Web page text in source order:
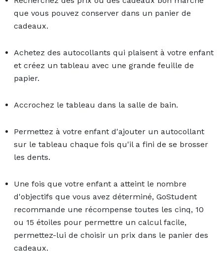
que vous pouvez conserver dans un panier de
cadeaux.
Achetez des autocollants qui plaisent à votre enfant
et créez un tableau avec une grande feuille de
papier.
Accrochez le tableau dans la salle de bain.
Permettez à votre enfant d'ajouter un autocollant
sur le tableau chaque fois qu'il a fini de se brosser
les dents.
Une fois que votre enfant a atteint le nombre
d'objectifs que vous avez déterminé, GoStudent
recommande une récompense toutes les cinq, 10
ou 15 étoiles pour permettre un calcul facile,
permettez-lui de choisir un prix dans le panier des
cadeaux.